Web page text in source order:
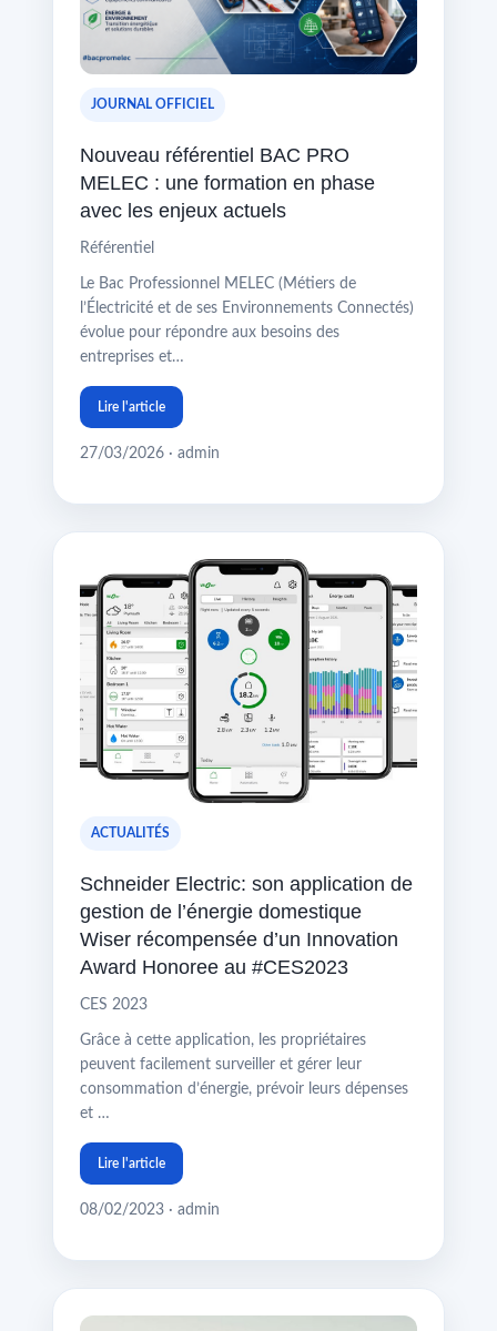
JOURNAL OFFICIEL
Nouveau référentiel BAC PRO
MELEC : une formation en phase
avec les enjeux actuels
Référentiel
Le Bac Professionnel MELEC (Métiers de
l’Électricité et de ses Environnements Connectés)
évolue pour répondre aux besoins des
entreprises et…
Lire l'article
27/03/2026 · admin
ACTUALITÉS
Schneider Electric: son application de
gestion de l’énergie domestique
Wiser récompensée d’un Innovation
Award Honoree au #CES2023
CES 2023
Grâce à cette application, les propriétaires
peuvent facilement surveiller et gérer leur
consommation d’énergie, prévoir leurs dépenses
et …
Lire l'article
08/02/2023 · admin